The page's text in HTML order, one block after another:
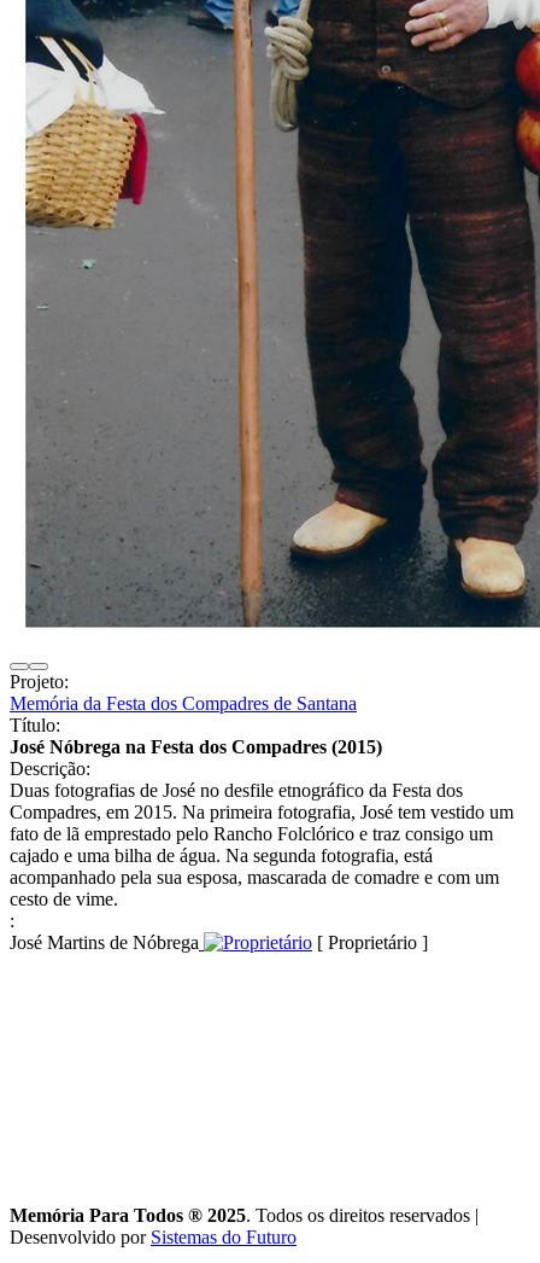
Projeto:
Memória da Festa dos Compadres de Santana
Título:
José Nóbrega na Festa dos Compadres (2015)
Descrição:
Duas fotografias de José no desfile etnográfico da Festa dos
Compadres, em 2015. Na primeira fotografia, José tem vestido um
fato de lã emprestado pelo Rancho Folclórico e traz consigo um
cajado e uma bilha de água. Na segunda fotografia, está
acompanhado pela sua esposa, mascarada de comadre e com um
cesto de vime.
:
José Martins de Nóbrega
[ Proprietário ]
Memória Para Todos ® 2025. Todos os direitos reservados |
Desenvolvido por Sistemas do Futuro